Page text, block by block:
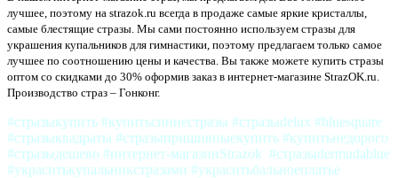
лучшее, поэтому на strazok.ru всегда в продаже самые яркие кристаллы,
самые блестящие стразы. Мы сами постоянно используем стразы для
украшения купальников для гимнастики, поэтому предлагаем только самое
лучшее по соотношению цены и качества. Вы также можете купить стразы
оптом со скидками до 30% оформив заказ в интернет-магазине StrazOK.ru.
Производство страз – Гонконг.
#стразыкупить #купитьсиниестразы #стразыdelux #bluesquare
#стразыквадраты #стразыпришивныекупить #купитьнедорого
#стразыдешево #интернет-магазинStrazok #стразыdermudablue
#украситькупальникстразами #украситьбальноеплатье